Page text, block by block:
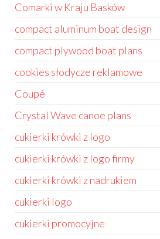
Comarki w Kraju Basków
compact aluminum boat design
compact plywood boat plans
cookies słodycze reklamowe
Coupé
Crystal Wave canoe plans
cukierki krówki z logo
cukierki krówki z logo firmy
cukierki krówki z nadrukiem
cukierki logo
cukierki promocyjne